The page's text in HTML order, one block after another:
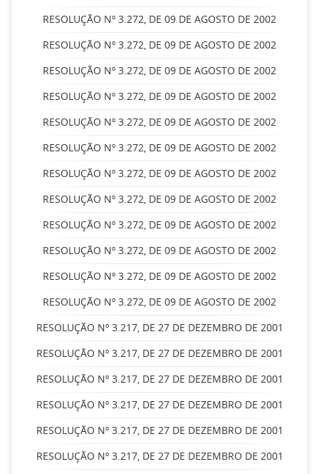
RESOLUÇÃO Nº 3.272, DE 09 DE AGOSTO DE 2002
RESOLUÇÃO Nº 3.272, DE 09 DE AGOSTO DE 2002
RESOLUÇÃO Nº 3.272, DE 09 DE AGOSTO DE 2002
RESOLUÇÃO Nº 3.272, DE 09 DE AGOSTO DE 2002
RESOLUÇÃO Nº 3.272, DE 09 DE AGOSTO DE 2002
RESOLUÇÃO Nº 3.272, DE 09 DE AGOSTO DE 2002
RESOLUÇÃO Nº 3.272, DE 09 DE AGOSTO DE 2002
RESOLUÇÃO Nº 3.272, DE 09 DE AGOSTO DE 2002
RESOLUÇÃO Nº 3.272, DE 09 DE AGOSTO DE 2002
RESOLUÇÃO Nº 3.272, DE 09 DE AGOSTO DE 2002
RESOLUÇÃO Nº 3.272, DE 09 DE AGOSTO DE 2002
RESOLUÇÃO Nº 3.272, DE 09 DE AGOSTO DE 2002
RESOLUÇÃO Nº 3.217, DE 27 DE DEZEMBRO DE 2001
RESOLUÇÃO Nº 3.217, DE 27 DE DEZEMBRO DE 2001
RESOLUÇÃO Nº 3.217, DE 27 DE DEZEMBRO DE 2001
RESOLUÇÃO Nº 3.217, DE 27 DE DEZEMBRO DE 2001
RESOLUÇÃO Nº 3.217, DE 27 DE DEZEMBRO DE 2001
RESOLUÇÃO Nº 3.217, DE 27 DE DEZEMBRO DE 2001